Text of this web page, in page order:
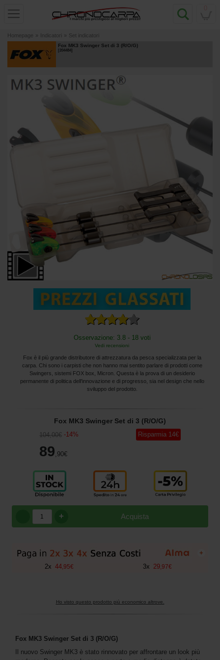
Homepage » Indicatori » Set indicatori
Fox MK3 Swinger Set di 3 (R/O/G)
[204484]
Osservazione: 3.8 - 18 voti
Vedi recensioni
Fox è il più grande distributore di attrezzatura da pesca specializzata per la
carpa. Chi sono i carpisti che non hanno mai sentito parlare di prodotti come
Swingers, sistemi FOX box, Micron. Questa è la prova di un desiderio
permanente di politica dell'innovazione e di progresso, sia nel design che nello
sviluppo del prodotto.
Fox MK3 Swinger Set di 3 (R/O/G)
104,00€ -14%
89 ,90€
Risparmia 14€
Acquista
+
+
2x 44 95€ 3x 29 97€
Ho visto questo prodotto più economico altrove.
Fox MK3 Swinger Set di 3 (R/O/G)
Il nuovo Swinger MK3 è stato rinnovato per affrontare un look più